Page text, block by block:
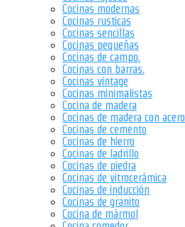
Cocinas modernas
Cocinas rusticas
Cocinas sencillas
Cocinas pequeñas
Cocinas de campo.
Cocinas con barras.
Cocinas vintage
Cocinas minimalistas
Cocina de madera
Cocinas de madera con acero
Cocinas de cemento
Cocinas de hierro
Cocinas de ladrillo
Cocinas de piedra
Cocinas de vitrocerámica
Cocinas de inducción
Cocinas de granito
Cocina de mármol